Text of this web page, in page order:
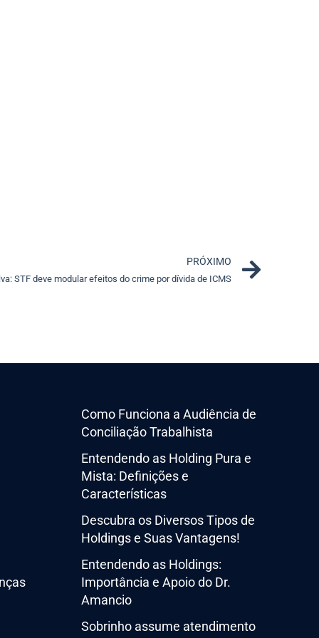
PRÓXIMO
STF deve modular efeitos do crime por dívida de ICMS
Como Funciona a Audiência de
Conciliação Trabalhista
Entendendo as Holding Pura e
Mista: Definições e
Características
Descubra os Diversos Tipos de
Holdings e Suas Vantagens!
Entendendo as Holdings:
Importância e Apoio do Dr.
Amancio
Sobrinho assume atendimento